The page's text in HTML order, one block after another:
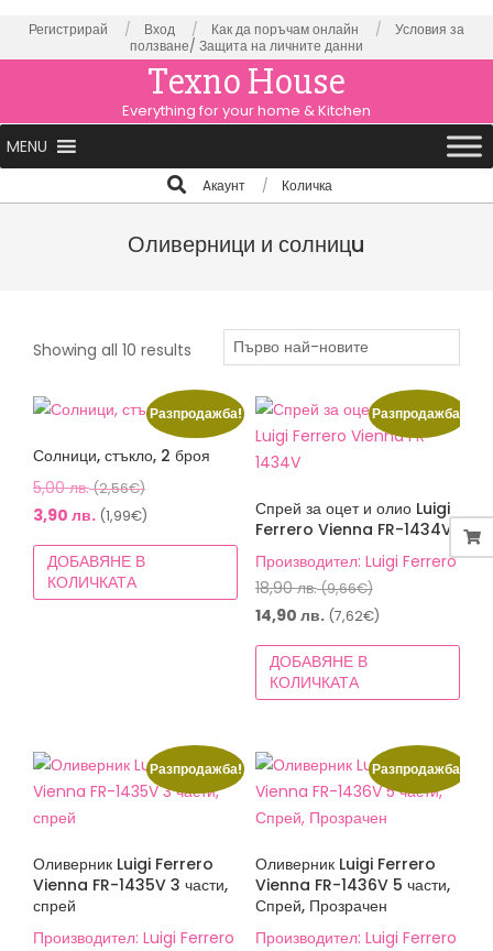
to
Регистрирай Вход Как да поръчам онлайн
Условия за
ползване/ Защита на личните данни
Texno House
Everything for your home & Kitchen
Primary
Navigation
MENU
Search
Aкаунт Количка
Оливерници и солницu
Showing all 10 results Sorted
latest
Разпродажба!
Солници, стъкло, 2 броя
5,00лв.(2,56€)Original
price
was:
5,00 лв.
3,90 лв. (1,99€)
цена
3,90 лв.
ДОБАВЯНЕ В
КОЛИЧКАТА
Разпродажба!
Спрей за оцет и олио Luigi
Ferrero Vienna FR-1434V
Производител: Luigi Ferrero
18,90лв.(9,66€)Original
price
was:
14,90 лв.(7,62€)Текущата
цена
14,90 лв.
ДОБАВЯНЕ В
КОЛИЧКАТА
Разпродажба!
Оливерник Luigi Ferrero
Vienna FR-1435V 3 части,
спрей
Производител: Luigi Ferrero
Разпродажба!
Оливерник Luigi Ferrero
Vienna FR-1436V 5 части,
Спрей, Прозрачен
Производител: Luigi Ferrero